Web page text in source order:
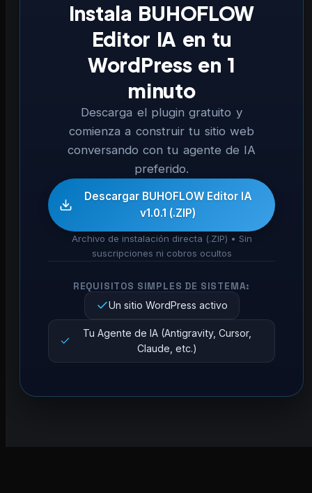
Instala BUHOFLOW
Editor IA en tu
WordPress en 1
minuto
Descarga el plugin gratuito y
comienza a construir tu sitio web
conversando con tu agente de IA
preferido.
Descargar BUHOFLOW Editor IA
v1.0.1 (.ZIP)
Archivo de instalación directa (.ZIP) • Sin
suscripciones ni cobros ocultos
REQUISITOS SIMPLES DE SISTEMA:
Un sitio WordPress activo
Tu Agente de IA (Antigravity, Cursor,
Claude, etc.)